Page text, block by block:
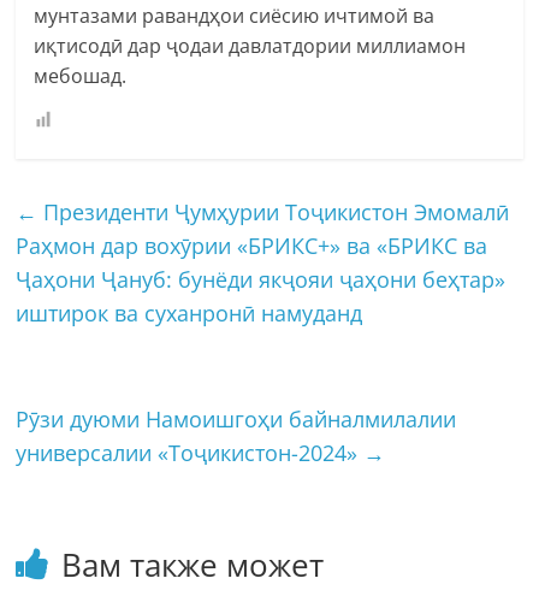
мунтазами равандҳои сиёсию ичтимой ва
иқтисодӣ дар ҷодаи давлатдории миллиамон
мебошад.
← Президенти Ҷумҳурии Тоҷикистон Эмомалӣ
Раҳмон дар вохӯрии «БРИКС+» ва «БРИКС ва
Ҷаҳони Ҷануб: бунёди якҷояи ҷаҳони беҳтар»
иштирок ва суханронӣ намуданд
Рӯзи дуюми Намоишгоҳи байналмилалии
универсалии «Тоҷикистон-2024» →
Вам также может